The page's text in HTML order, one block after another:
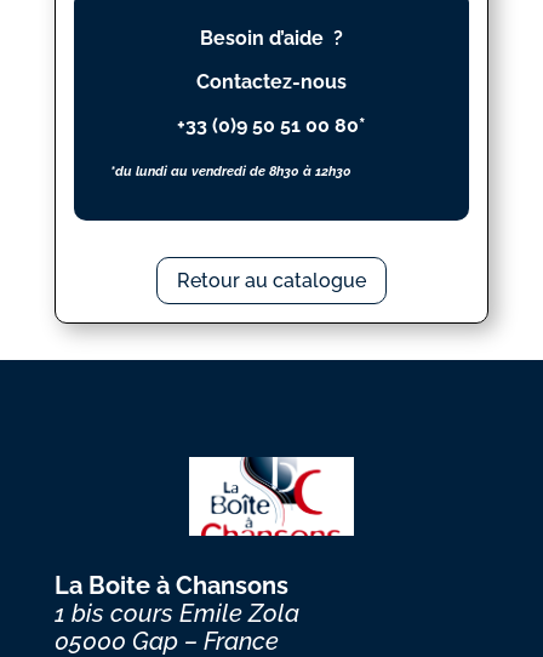
Besoin d’aide ?
Contactez-nous
+33 (0)9 50 51 00 80*
*du lundi au vendredi de 8h30 à 12h30
Retour au catalogue
La Boite à Chansons
1 bis cours Emile Zola
05000 Gap – France